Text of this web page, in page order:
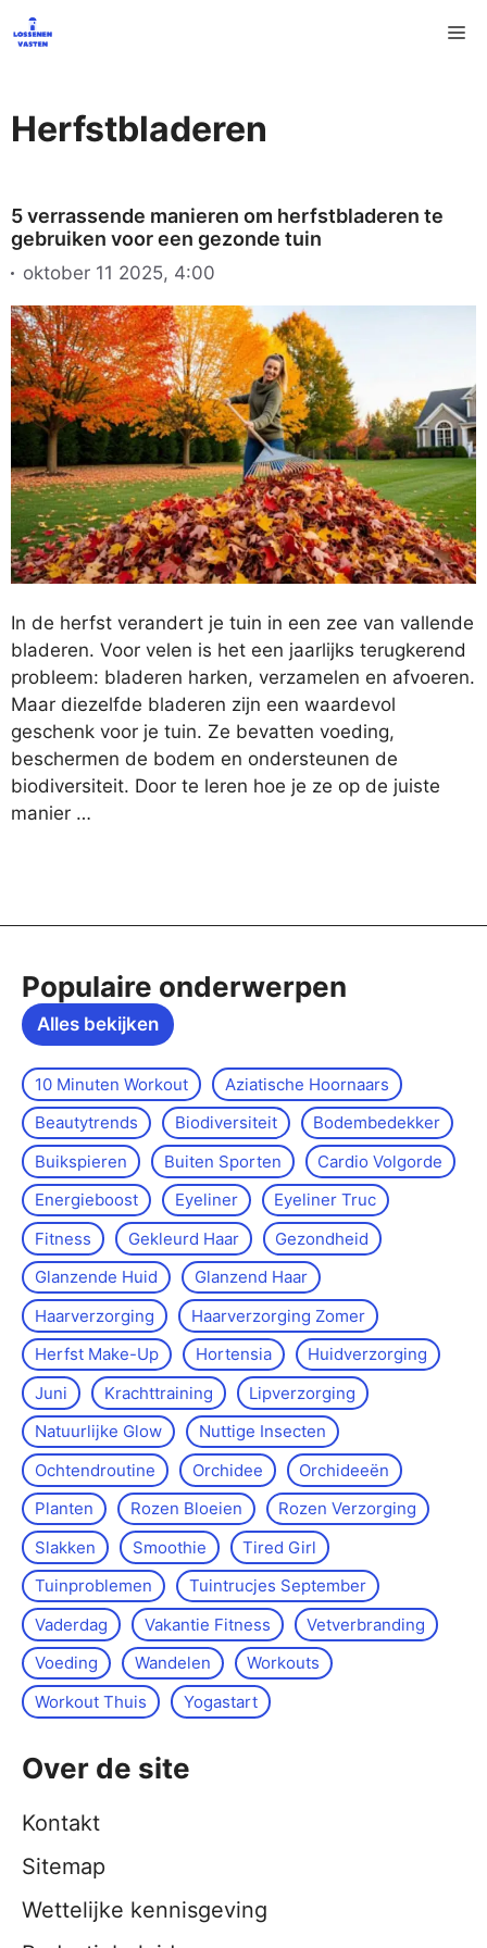
naar
Herfstbladeren
5 verrassende manieren om herfstbladeren te
gebruiken voor een gezonde tuin
oktober 11 2025, 4:00
In de herfst verandert je tuin in een zee van vallende
bladeren. Voor velen is het een jaarlijks terugkerend
probleem: bladeren harken, verzamelen en afvoeren.
Maar diezelfde bladeren zijn een waardevol
geschenk voor je tuin. Ze bevatten voeding,
beschermen de bodem en ondersteunen de
biodiversiteit. Door te leren hoe je ze op de juiste
manier …
Populaire onderwerpen
Alles bekijken
10 Minuten Workout
Aziatische Hoornaars
Beautytrends
Biodiversiteit
Bodembedekker
Buikspieren
Buiten Sporten
Cardio Volgorde
Energieboost
Eyeliner
Eyeliner Truc
Fitness
Gekleurd Haar
Gezondheid
Glanzende Huid
Glanzend Haar
Haarverzorging
Haarverzorging Zomer
Herfst Make-Up
Hortensia
Huidverzorging
Juni
Krachttraining
Lipverzorging
Natuurlijke Glow
Nuttige Insecten
Ochtendroutine
Orchidee
Orchideeën
Planten
Rozen Bloeien
Rozen Verzorging
Slakken
Smoothie
Tired Girl
Tuinproblemen
Tuintrucjes September
Vaderdag
Vakantie Fitness
Vetverbranding
Voeding
Wandelen
Workouts
Workout Thuis
Yoga­start
Over de site
Kontakt
Sitemap
Wettelijke kennisgeving